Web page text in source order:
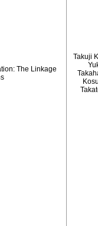
The Linkage
Takuji